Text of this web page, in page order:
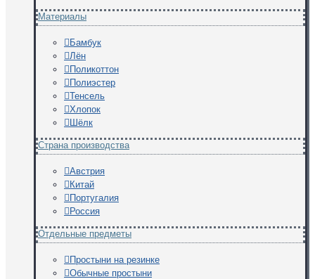
Материалы
Бамбук
Лён
Поликоттон
Полиэстер
Тенсель
Хлопок
Шёлк
Страна производства
Австрия
Китай
Португалия
Россия
Отдельные предметы
Простыни на резинке
Обычные простыни